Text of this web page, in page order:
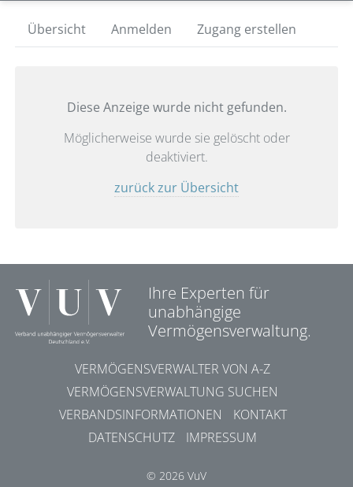
Übersicht Anmelden Zugang erstellen
Diese Anzeige wurde nicht gefunden.
Möglicherweise wurde sie gelöscht oder
deaktiviert.
zurück zur Übersicht
Ihre Experten für
unabhängige
Vermögensverwaltung.
VERMÖGENSVERWALTER VON A-Z
VERMÖGENSVERWALTUNG SUCHEN
VERBANDSINFORMATIONEN
KONTAKT
DATENSCHUTZ
IMPRESSUM
© 2026 VuV